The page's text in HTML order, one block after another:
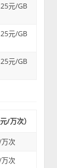
元/GB
元/GB
元/GB
/万次）
次
次